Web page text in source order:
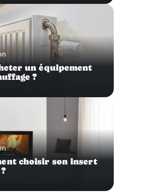
un équipement
?
choisir son insert